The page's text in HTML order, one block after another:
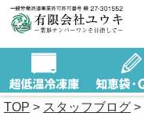
TOP > スタッフブログ >